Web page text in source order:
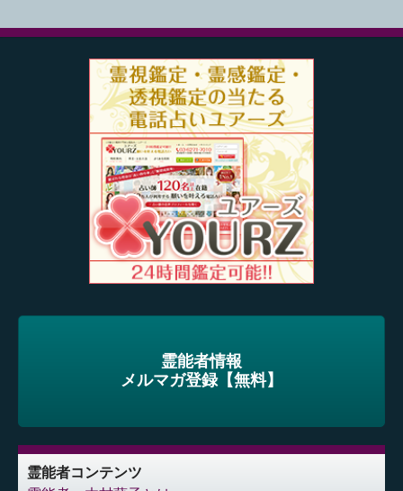
霊能者情報
メルマガ登録【無料】
霊能者コンテンツ